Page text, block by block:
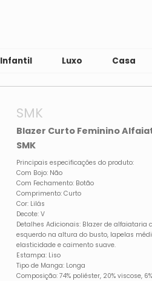
Infantil Luxo Casa
SMK
Blazer Curto Feminino
SMK
Principais especificações do produto:
Com Bojo: Não
Com Fechamento: Botão
Comprimento: Curto
Cor: Lilás
Decote: V
Detalhes Adicionais: Blazer de alfaiataria
esquerdo na altura do busto, lapelas
elasticidade e caimento suave.
Estampa: Liso
Tipo de Manga: Longa
Composição: 74% poliéster, 20% viscose,